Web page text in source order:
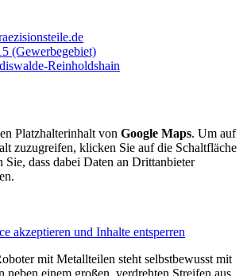
(Gewerbegebiet)
Reinholdshain
Platzhalterinhalt von Google Maps. Um auf
zuzugreifen, klicken Sie auf die Schaltfläche
Sie, dass dabei Daten an Drittanbieter
akzeptieren und Inhalte entsperren